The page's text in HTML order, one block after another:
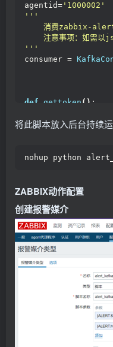
agentid= '1000002'
'' '
消费zabbix-
注意事项：如需以
' ''
consumer =
def gettoken () :
        data =
{
        token = r.
        wechaturl=
        headers =
req =
print( req.
return req
message in
将此脚本放入后台持续
nohup python
ZABBIX动作配置
创建报警媒介